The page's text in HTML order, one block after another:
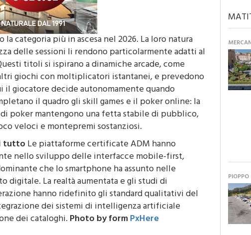
categoria più in ascesa nel 2026. La loro natura
delle sessioni li rendono particolarmente adatti al
titoli si ispirano a dinamiche arcade, come
giochi con moltiplicatori istantanei, e prevedono
il giocatore decide autonomamente quando
il quadro gli skill games e il poker online: la
poker mantengono una fetta stabile di pubblico,
veloci e montepremi sostanziosi.
tuttoLe piattaforme certificate ADM hanno
nello sviluppo delle interfacce mobile-first,
che lo smartphone ha assunto nelle
La realtà aumentata e gli studi di
hanno ridefinito gli standard qualitativi del
dei sistemi di intelligenza artificiale
dei cataloghi.Photo by formPxHere
PIOPPO